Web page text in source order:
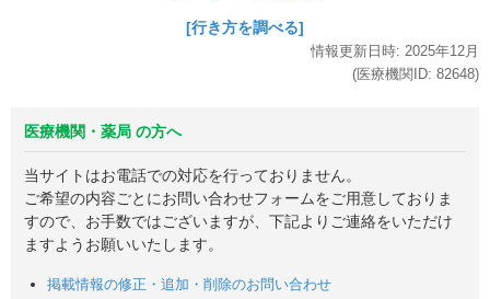
[行き方を調べる]
情報更新日時: 2025年12月
(医療機関ID: 82648)
医療機関・薬局 の方へ
当サイトはお電話での対応を行っておりません。
ご希望の内容ごとにお問い合わせフォームをご用意しておりま
すので、お手数ではございますが、下記よりご連絡をいただけ
ますようお願いいたします。
掲載情報の修正・追加・削除のお問い合わせ